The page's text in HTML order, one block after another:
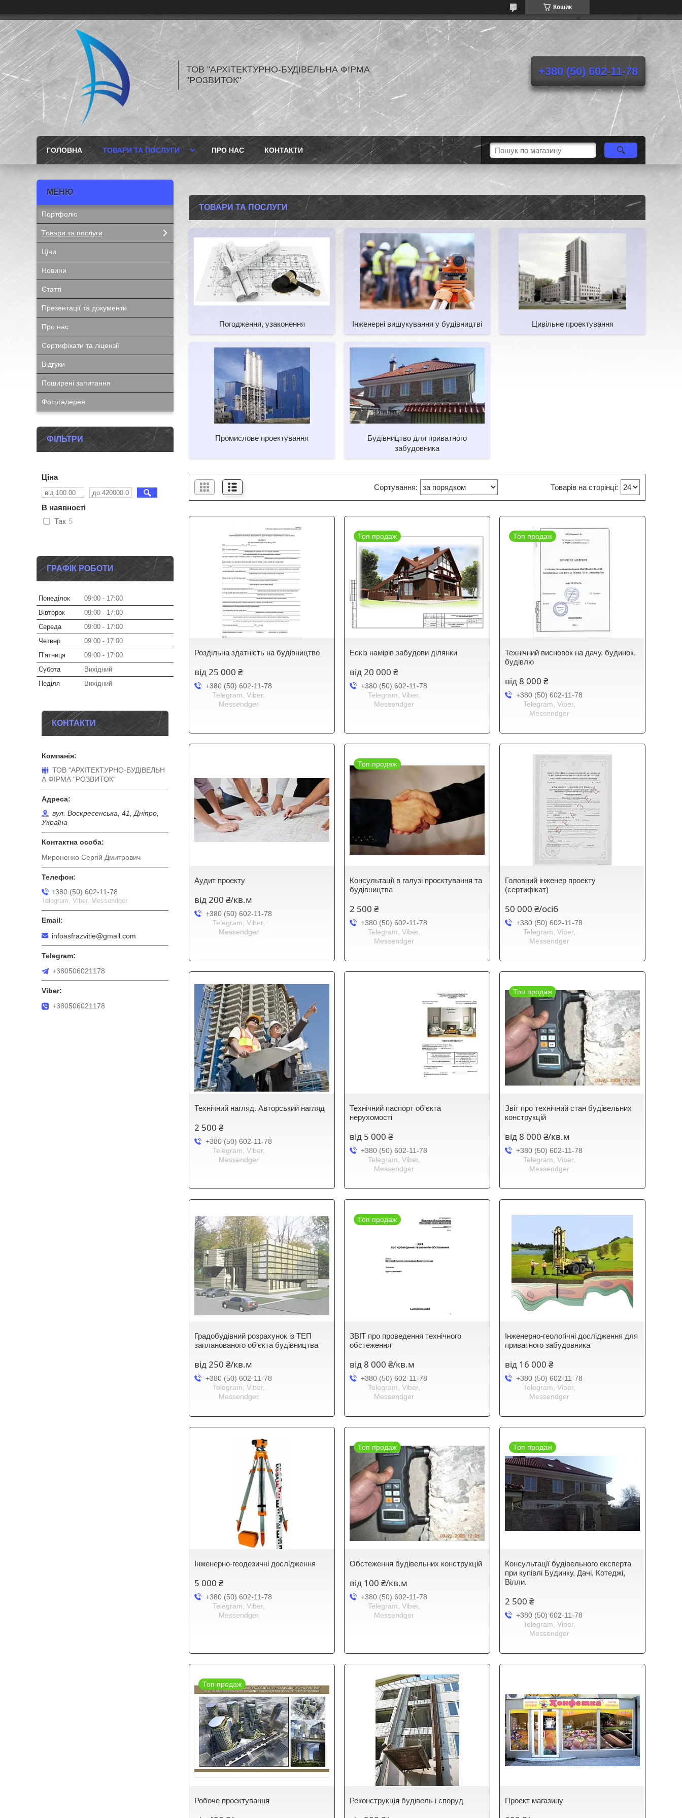
Кошик
ТОВ "АРХІТЕКТУРНО-БУДІВЕЛЬНА ФІРМА
"РОЗВИТОК"
+380 (50) 602-11-78
ГОЛОВНА ТОВАРИ ТА ПОСЛУГИ ПРО НАС КОНТАКТИ
ТОВАРИ ТА ПОСЛУГИ
Погодження, узаконення Інженерні вишукування у будівництві Цивільне проектування
Промислове проектування
Будівництво для приватного
забудовника
Роздільна здатність на будівництво
від 25 000 ₴
+380 (50) 602-11-78
Telegram, Viber,
Messendger
Топ продаж
Ескіз намірів забудови ділянки
від 20 000 ₴
+380 (50) 602-11-78
Telegram, Viber,
Messendger
Топ продаж
Технічний висновок на дачу, будинок,
будівлю
від 8 000 ₴
+380 (50) 602-11-78
Telegram, Viber,
Messendger
Аудит проекту
від 200 ₴/кв.м
+380 (50) 602-11-78
Telegram, Viber,
Messendger
Топ продаж
Консультації в галузі проєктування та
будівництва
2 500 ₴
+380 (50) 602-11-78
Telegram, Viber,
Messendger
Головний інженер проекту
(сертифікат)
50 000 ₴/осіб
+380 (50) 602-11-78
Telegram, Viber,
Messendger
Технічний нагляд. Авторський нагляд
2 500 ₴
+380 (50) 602-11-78
Telegram, Viber,
Messendger
Технічний паспорт об'єкта
нерухомості
від 5 000 ₴
+380 (50) 602-11-78
Telegram, Viber,
Messendger
Топ продаж
Звіт про технічний стан будівельних
конструкцій
від 8 000 ₴/кв.м
+380 (50) 602-11-78
Telegram, Viber,
Messendger
Градобудівний розрахунок із ТЕП
запланованого об'єкта будівництва
від 250 ₴/кв.м
+380 (50) 602-11-78
Telegram, Viber,
Messendger
Топ продаж
ЗВІТ про проведення технічного
обстеження
від 8 000 ₴/кв.м
+380 (50) 602-11-78
Telegram, Viber,
Messendger
Інженерно-геологічні дослідження для
приватного забудовника
від 16 000 ₴
+380 (50) 602-11-78
Telegram, Viber,
Messendger
Інженерно-геодезичні дослідження
5 000 ₴
+380 (50) 602-11-78
Telegram, Viber,
Messendger
Топ продаж
Обстеження будівельних конструкцій
від 100 ₴/кв.м
+380 (50) 602-11-78
Telegram, Viber,
Messendger
Топ продаж
Консультації будівельного експерта
при купівлі Будинку, Дачі, Котеджі,
Вілли.
2 500 ₴
+380 (50) 602-11-78
Telegram, Viber,
Messendger
Топ продаж
Робоче проектування Реконструкція будівель і споруд Проект магазину
Портфоліо
Товари та послуги
Ціни
Новини
Статті
Презентації та документи
Про нас
Сертифікати та ліцензії
Відгуки
Поширені запитання
Фотогалерея
ФІЛЬТРИ
Ціна
В наявності
Так 5
ГРАФІК РОБОТИ
Понеділок 09:00
17:00
Вівторок
09:00
17:00
Середа
09:00
17:00
Четвер
09:00
17:00
Пʼятниця
09:00
17:00
Субота
Вихідний
Неділя
Вихідний
КОНТАКТИ
ТОВ "АРХІТЕКТУРНО-БУДІВЕЛЬН
А ФІРМА "РОЗВИТОК"
вул. Воскресенська, 41, Дніпро,
Україна
Мироненко Сергій Дмитрович
+380 (50) 602-11-78
Telegram, Viber, Messendger
infoasfrazvitie@gmail.com
+380506021178
+380506021178